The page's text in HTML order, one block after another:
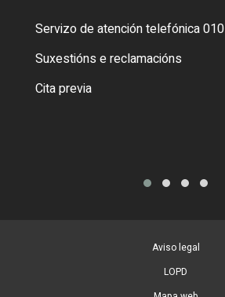
Servizo de atención telefónica 010
Suxestións e reclamacións
Cita previa
Aviso legal
LOPD